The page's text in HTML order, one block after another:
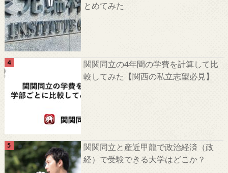
とめてみた
関関同立の4年間の学費を計算して比
較してみた【関西の私立志望必見】
関関同立と産近甲龍で政治経済（政
経）で受験できる大学はどこか？